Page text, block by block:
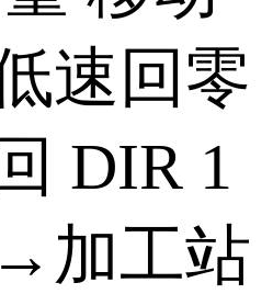
速回零
DIR 1
加工站